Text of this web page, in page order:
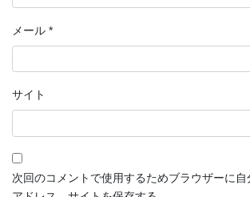
メール *
サイト
次回のコメントで使用するためブラウザーに